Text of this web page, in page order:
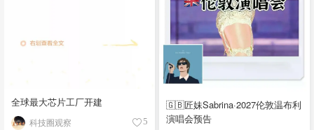
全球最大芯片工厂开建
科技圈观察 5
🇬🇧匠妹Sabrina·2027伦敦温布利
演唱会预告